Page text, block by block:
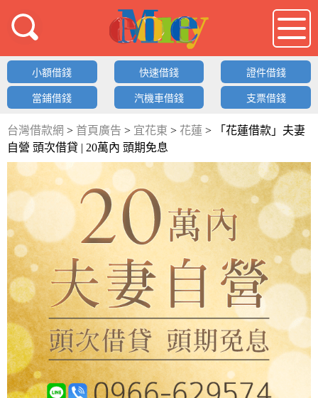
借錢LOGO
小額借錢 快速借錢 證件借錢
當鋪借錢 汽機車借錢 支票借錢
台灣借款網 > 首頁廣告 > 宜花東 > 花蓮 >
「花蓮借款」夫妻
自營 頭次借貸 | 20萬內 頭期免息